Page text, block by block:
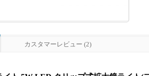
カスタマーレビュー (2)